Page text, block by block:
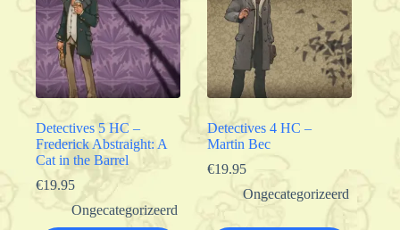
Detectives 5 HC –
Frederick Abstraight: A
Cat in the Barrel
€19.95
Ongecategorizeerd
Detectives 4 HC –
Martin Bec
€19.95
Ongecategorizeerd